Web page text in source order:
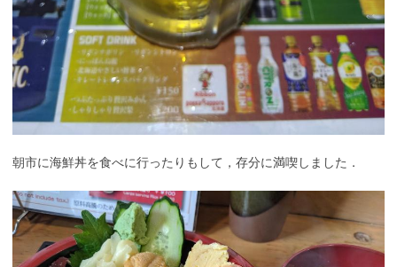
朝市に海鮮丼を食べに行ったりもして，存分に満喫しました．